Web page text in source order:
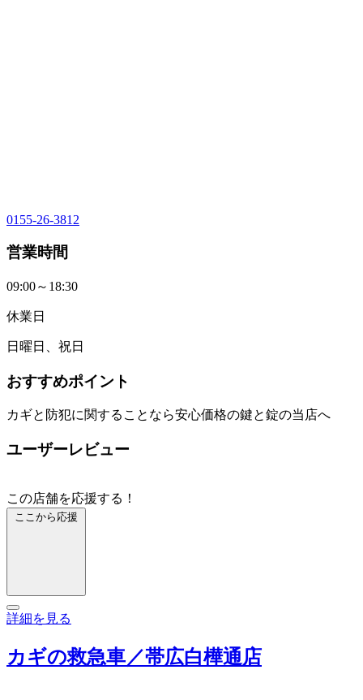
0155-26-3812
営業時間
09:00～18:30
休業日
日曜日、祝日
おすすめポイント
カギと防犯に関することなら安心価格の鍵と錠の当店へ
ユーザーレビュー
この店舗を応援する！
ここから応援
詳細を見る
カギの救急車／帯広白樺通店